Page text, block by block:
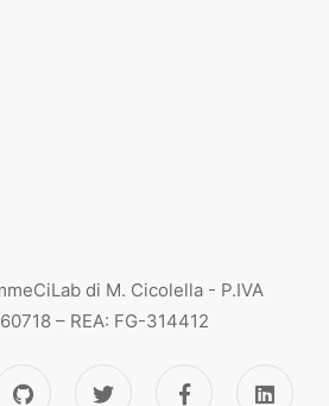
di M. Cicolella - P.IVA
– REA: FG-314412